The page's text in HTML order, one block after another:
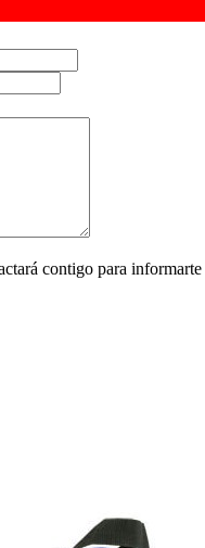
contigo para